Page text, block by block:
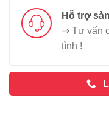
Hỗ trợ
⇒ Tư vấn
tình !